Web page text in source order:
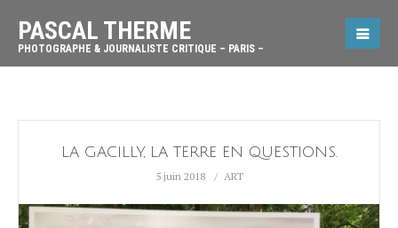
PASCAL THERME
PHOTOGRAPHE & JOURNALISTE CRITIQUE – PARIS –
LA GACILLY, LA TERRE EN QUESTIONS.
5 juin 2018 ART